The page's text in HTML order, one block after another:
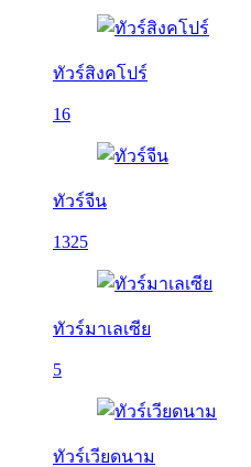
ทัวร์สิงคโปร์
16
ทัวร์จีน
1325
ทัวร์มาเลเซีย
5
ทัวร์เวียดนาม